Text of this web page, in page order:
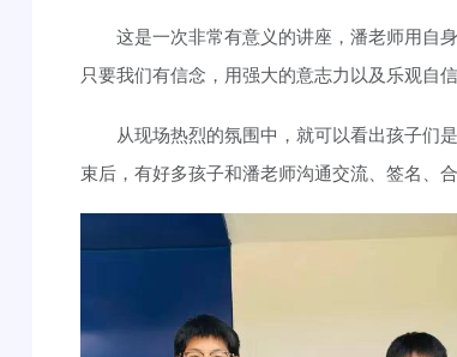
这是一次非常有意义的讲座，潘老师用自
只要我们有信念，用强大的意志力以及乐观自
从现场热烈的氛围中，就可以看出孩子们
束后，有好多孩子和潘老师沟通交流、签名、